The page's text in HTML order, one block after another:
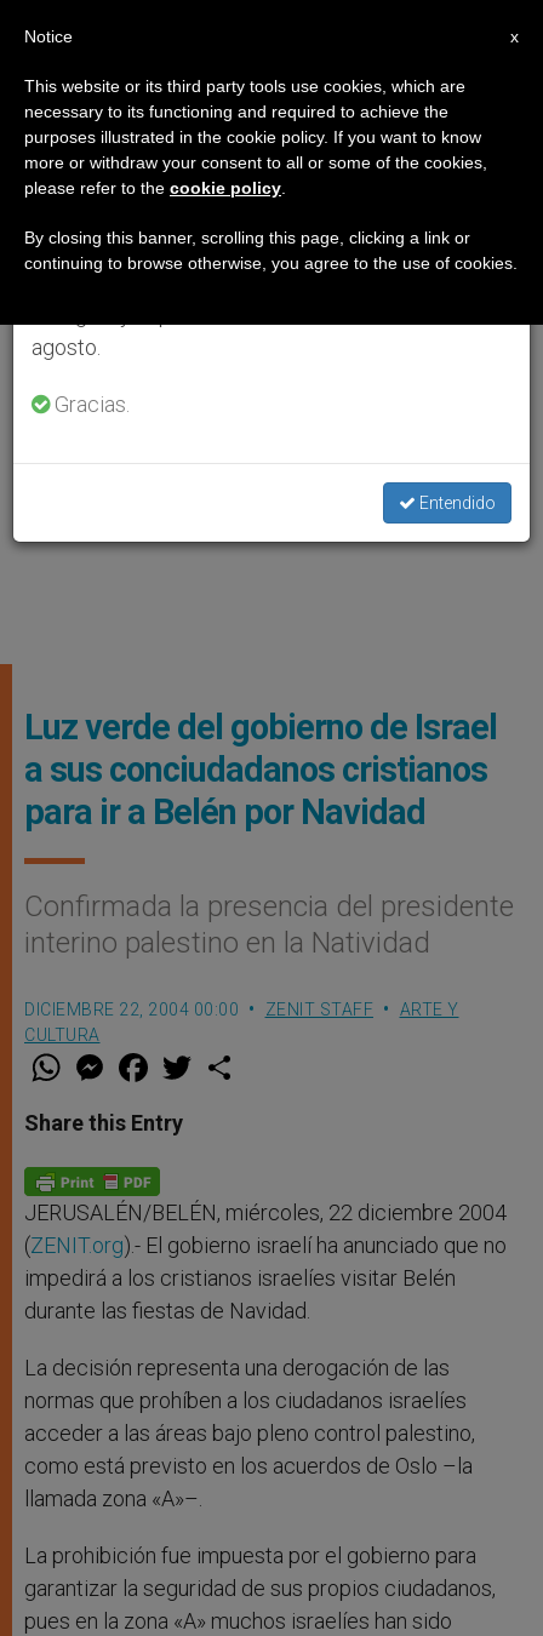
Luz verde del gobierno de Israel
a sus conciudadanos cristianos
para ir a Belén por Navidad
Confirmada la presencia del presidente
interino palestino en la Natividad
DICIEMBRE 22, 2004 00:00 ZENIT STAFF
ARTE Y
CULTURA
W
t
s
p
p
M
e
s
e
g
e
F
a
e
b
o
k
w
Share this Entry
JERUSALÉN/BELÉN, miércoles, 22 diciembre 2004
(ZENIT.org).- El gobierno israelí ha anunciado que no
impedirá a los cristianos israelíes visitar Belén
durante las fiestas de Navidad.
La decisión representa una derogación de las
normas que prohíben a los ciudadanos israelíes
acceder a las áreas bajo pleno control palestino,
como está previsto en los acuerdos de Oslo –la
llamada zona «A»–.
La prohibición fue impuesta por el gobierno para
garantizar la seguridad de sus propios ciudadanos,
pues en la zona «A» muchos israelíes han sido
×
Aviso importante
Del 27 de julio al 7 de agosto haremos la pausa
anual, aprovechando que en el periodo de verano
se generan menos informaciones y también el
agosto.
Gracias.
Entendido
x
Notice
This website or its third party tools use cookies, which are
necessary to its functioning and required to achieve the
purposes illustrated in the cookie policy. If you want to know
more or withdraw your consent to all or some of the cookies,
please refer to the cookie policy
By closing this banner, scrolling this page, clicking a link or
continuing to browse otherwise, you agree to the use of cookies.